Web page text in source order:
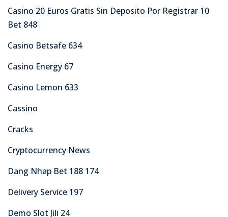
Casino 20 Euros Gratis Sin Deposito Por Registrar 10
Bet 848
Casino Betsafe 634
Casino Energy 67
Casino Lemon 633
Cassino
Cracks
Cryptocurrency News
Dang Nhap Bet 188 174
Delivery Service 197
Demo Slot Jili 24